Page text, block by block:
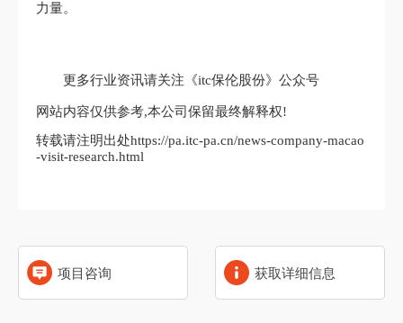
力量。
更多行业资讯请关注《itc保伦股份》公众号
网站内容仅供参考,本公司保留最终解释权!
转载请注明出处https://pa.itc-pa.cn/news-company-macao
-visit-research.html
项目咨询 获取详细信息